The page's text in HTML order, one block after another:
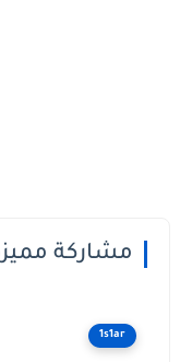
مشاركة مميزة